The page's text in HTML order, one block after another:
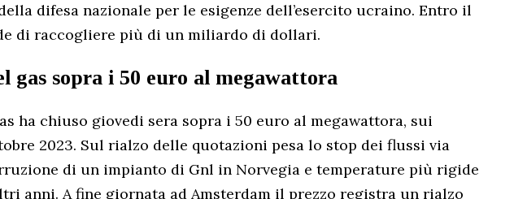
difesa nazionale per le esigenze dell’esercito ucraino. Entro il
di raccogliere più di un miliardo di dollari.
gas sopra i 50 euro al megawattora
ha chiuso giovedi sera sopra i 50 euro al megawattora, sui
2023. Sul rialzo delle quotazioni pesa lo stop dei flussi via
di un impianto di Gnl in Norvegia e temperature più rigide
anni. A fine giornata ad Amsterdam il prezzo registra un rialzo